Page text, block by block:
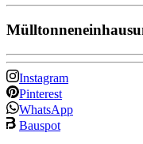
Instagram
Pinterest
WhatsApp
Bauspot